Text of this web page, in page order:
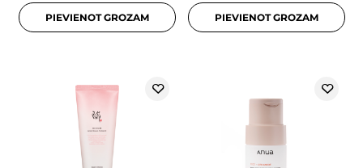
PIEVIENOT GROZAM PIEVIENOT GROZAM